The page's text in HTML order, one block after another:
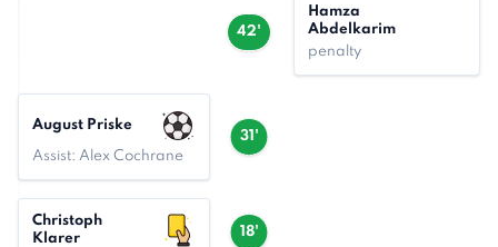
42'
Hamza
Abdelkarim
penalty
31'
August Priske
Assist: Alex Cochrane
18'
Christoph
Klarer